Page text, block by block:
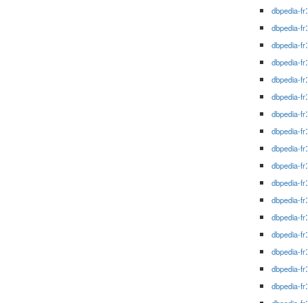
dbpedia-fr
dbpedia-fr
dbpedia-fr
dbpedia-fr
dbpedia-fr
dbpedia-fr
dbpedia-fr
dbpedia-fr
dbpedia-fr
dbpedia-fr
dbpedia-fr
dbpedia-fr
dbpedia-fr
dbpedia-fr
dbpedia-fr
dbpedia-fr
dbpedia-fr